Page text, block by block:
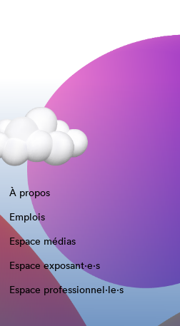
À propos
Emplois
Espace médias
Espace exposant·e⋅s
Espace professionnel·le⋅s